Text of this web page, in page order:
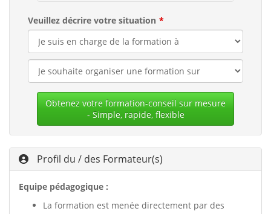
Veuillez décrire votre situation
Obtenez votre formation-conseil sur mesure
- Simple, rapide, flexible
Profil du / des Formateur(s)
Equipe pédagogique :
La formation est menée directement par des